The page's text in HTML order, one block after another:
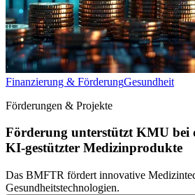
Finanzierung & FörderungGesundheit
Förderungen & Projekte
Förderung unterstützt KMU bei
KI-gestützter Medizinprodukte
Das BMFTR fördert innovative
Gesundheitstechnologien.